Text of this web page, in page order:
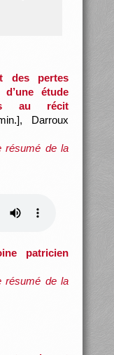
pertes
étude
au récit
Darroux
résumé de la
patricien
résumé de la